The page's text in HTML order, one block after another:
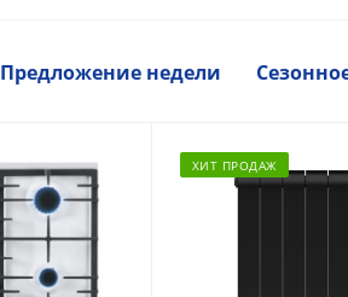
Предложение недели
ХИТ ПРОДАЖ